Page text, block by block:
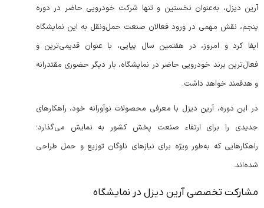
آرین دیزل، به‌عنوان نخستین و تنها شرکت خودرویی حاضر در دوره
پنجم، نقش مهمی در ورود فعالان صنعت حمل‌ونقل به این نمایشگاه
ایفا کرد و امروز، در هفتمین سال پیاپی، با عنوان قدیمی‌ترین و
فعال‌ترین برند خودرویی حاضر در نمایشگاه، بار دیگر حضوری مقتدرانه
و هدفمند خواهد داشت.
در این دوره، آرین دیزل با معرفی محصولات نوآورانه خود، راهکارهای
جدیدی را برای ارتقاء صنعت پخش کشور به نمایش می‌گذارد؛
راهکارهایی که به‌طور ویژه برای نیازهای ناوگان توزیع و حمل طراحی
شده‌اند.
مشارکت تخصصی آرین دیزل در نمایشگاه